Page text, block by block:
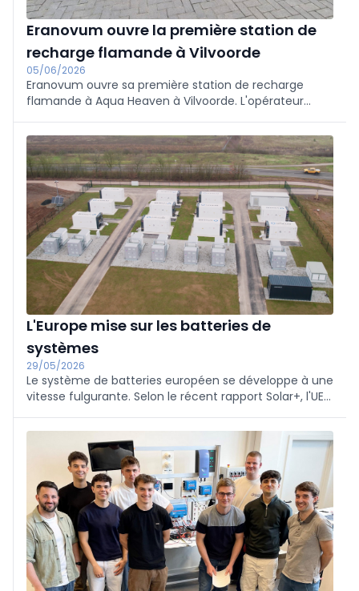
Eranovum ouvre la première station de
recharge flamande à Vilvoorde
05/06/2026
Eranovum ouvre sa première station de recharge
flamande à Aqua Heaven à Vilvoorde. L'opérateur
France, en Espagne et en Belgique, prévoit d'en
installer 1 000 de plus en Belgique et se concentre sur
les solutions vertes de recharge rapide et sur la
recharge à destination des commerces et des lieux
de loisirs.
L'Europe mise sur les batteries de
systèmes
29/05/2026
Le système de batteries européen se développe à une
vitesse fulgurante. Selon le récent rapport Solar+, l'UE
(GW) et une capacité de stockage de 77
gigawattheures (GWh) d'ici à la fin de 2025, soit une
augmentation de 45 % en un an.